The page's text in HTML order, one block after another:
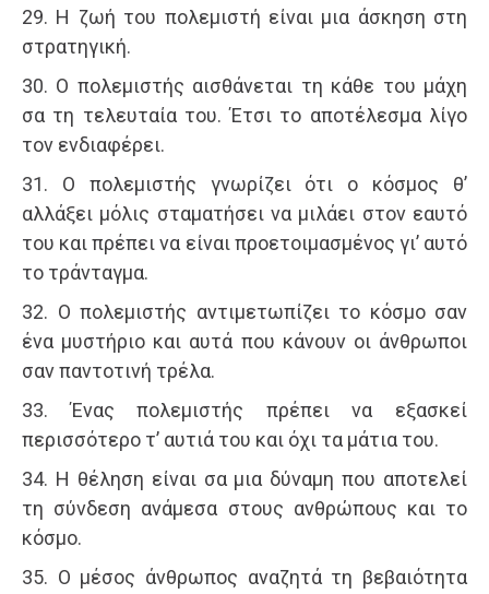
29. Η ζωή του πολεμιστή είναι μια άσκηση στη
στρατηγική.
30. Ο πολεμιστής αισθάνεται τη κάθε του μάχη
σα τη τελευταία του. Έτσι το αποτέλεσμα λίγο
τον ενδιαφέρει.
31. Ο πολεμιστής γνωρίζει ότι ο κόσμος θ’
αλλάξει μόλις σταματήσει να μιλάει στον εαυτό
του και πρέπει να είναι προετοιμασμένος γι’ αυτό
το τράνταγμα.
32. Ο πολεμιστής αντιμετωπίζει το κόσμο σαν
ένα μυστήριο και αυτά που κάνουν οι άνθρωποι
σαν παντοτινή τρέλα.
33. Ένας πολεμιστής πρέπει να εξασκεί
περισσότερο τ’ αυτιά του και όχι τα μάτια του.
34. Η θέληση είναι σα μια δύναμη που αποτελεί
τη σύνδεση ανάμεσα στους ανθρώπους και το
κόσμο.
35. Ο μέσος άνθρωπος αναζητά τη βεβαιότητα